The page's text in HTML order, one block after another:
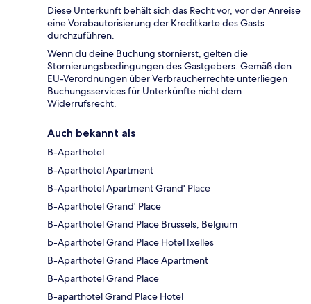
Diese Unterkunft behält sich das Recht vor, vor der Anreise
eine Vorabautorisierung der Kreditkarte des Gasts
durchzuführen.
Wenn du deine Buchung stornierst, gelten die
Stornierungsbedingungen des Gastgebers. Gemäß den
EU-Verordnungen über Verbraucherrechte unterliegen
Buchungsservices für Unterkünfte nicht dem
Widerrufsrecht.
Auch bekannt als
B-Aparthotel
B-Aparthotel Apartment
B-Aparthotel Apartment Grand' Place
B-Aparthotel Grand' Place
B-Aparthotel Grand Place Brussels, Belgium
b-Aparthotel Grand Place Hotel Ixelles
B-Aparthotel Grand Place Apartment
B-Aparthotel Grand Place
B-aparthotel Grand Place Hotel